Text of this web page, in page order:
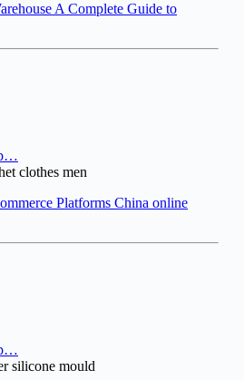
A Complete Guide to
clothes men
Platforms China online
silicone mould